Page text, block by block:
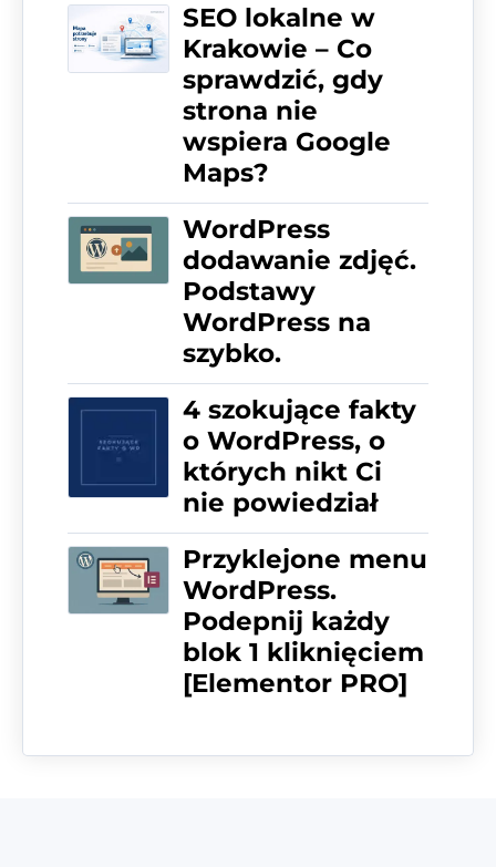
SEO lokalne w
Krakowie – Co
sprawdzić, gdy
strona nie
wspiera Google
Maps?
WordPress
dodawanie zdjęć.
Podstawy
WordPress na
szybko.
4 szokujące fakty
o WordPress, o
których nikt Ci
nie powiedział
Przyklejone menu
WordPress.
Podepnij każdy
blok 1 kliknięciem
[Elementor PRO]